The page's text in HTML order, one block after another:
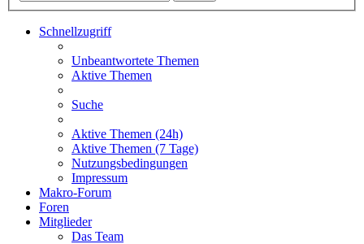
Schnellzugriff
Unbeantwortete Themen
Aktive Themen
Suche
Aktive Themen (24h)
Aktive Themen (7 Tage)
Nutzungsbedingungen
Impressum
Makro-Forum
Foren
Mitglieder
Das Team